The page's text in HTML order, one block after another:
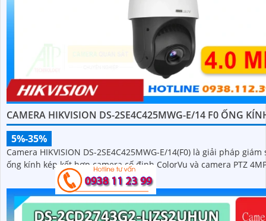
CAMERA HIKVISION DS-2SE4C425MWG-E/14 F0 ỐNG
5%-35%
Camera HIKVISION DS-2SE4C425MWG-E/14(F0) là giải pháp giám
ống kính kép kết hợp camera cố định ColorVu và camera PTZ